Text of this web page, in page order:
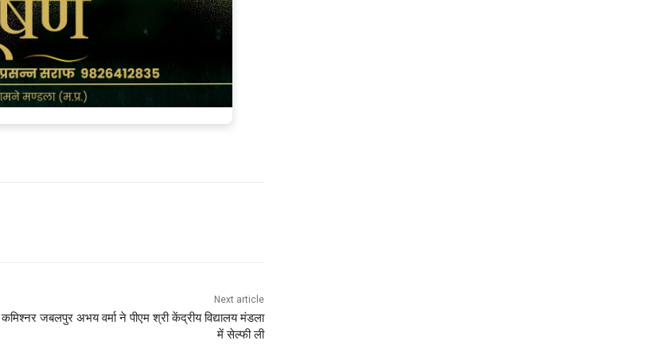
Next article
कमिश्नर जबलपुर अभय वर्मा ने पीएम श्री केंद्रीय विद्यालय मंडला
में सेल्फी ली